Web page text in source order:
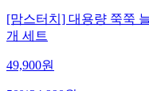
[맘스터치] 대용량 쭉쭉
개 세트
49,900원